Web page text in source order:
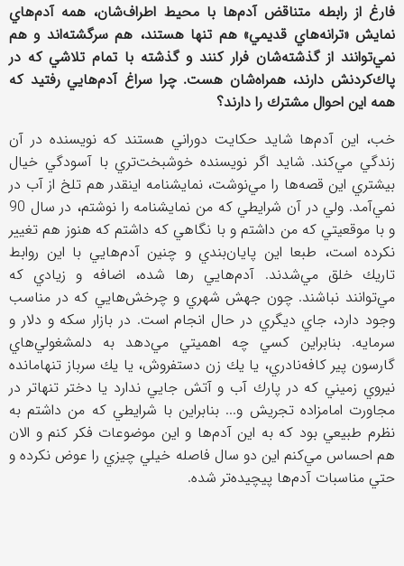
فارغ از رابطه متناقض آدم‌ها با محيط اطراف‌شان، همه آدم‌هاي
نمايش «ترانه‌هاي قديمي» هم تنها هستند، ‌هم سرگشته‌اند و هم
نمي‌توانند از گذشته‌شان فرار كنند و گذشته با تمام تلاشي كه در
پاك‌كردنش دارند، همراه‌شان هست. چرا سراغ آدم‌هايي رفتيد كه
همه اين احوال مشترك را دارند؟
خب، اين آدم‌ها شايد حكايت دوراني هستند كه نويسنده در آن
زندگي مي‌كند. شايد اگر نويسنده خوشبخت‌تري با آسودگي خيال
بيشتري اين قصه‌ها را مي‌نوشت، نمايشنامه اينقدر هم تلخ از آب در
نمي‌آمد. ولي در آن شرايطي كه من نمايشنامه را نوشتم، ‌در سال 90
و با موقعيتي كه من داشتم و با نگاهي كه داشتم كه هنوز هم تغيير
نكرده است، طبعا اين پايان‌بندي و چنين آدم‌هايي با اين روابط
تاريك خلق مي‌شدند. آدم‌هايي رها شده، ‌اضافه و زيادي كه
مي‌توانند نباشند. چون جهش شهري و چرخش‌هايي كه در مناسب
وجود دارد، جاي ديگري در حال انجام است. در بازار سكه و دلار و
سرمايه. بنابراين كسي چه اهميتي مي‌دهد به دلمشغولي‌هاي
گارسون پير كافه‌نادري، يا يك زن دستفروش، يا يك سرباز تنها‌مانده
نيروي زميني كه در پارك آب و آتش جايي ندارد يا دختر تنهاتر در
مجاورت امامزاده تجريش و... بنابراين با شرايطي كه من داشتم به
نظرم طبيعي بود كه به اين آدم‌ها و اين موضوعات فكر كنم و الان
هم احساس مي‌كنم اين دو سال فاصله خيلي چيزي را عوض نكرده و
حتي مناسبات آدم‌ها پيچيده‌تر شده.